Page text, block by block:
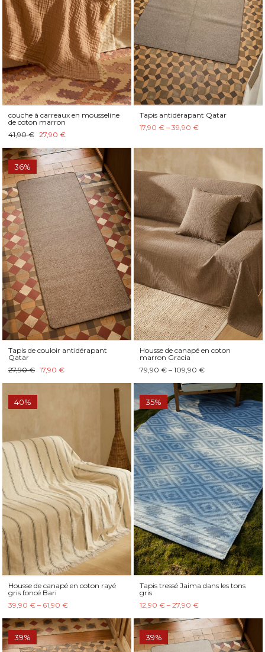
couche à carreaux en mousseline
de coton marron
41,90 € 27,90 €
Tapis antidérapant Qatar
17,90 € – 39,90 €
36%
Tapis de couloir antidérapant
Qatar
27,90 € 17,90 €
Housse de canapé en coton
marron Gracia
79,90 € – 109,90 €
40%
Housse de canapé en coton rayé
gris foncé Bari
39,90 € – 61,90 €
35%
Tapis tressé Jaima dans les tons
gris
12,90 € – 27,90 €
39% 39%